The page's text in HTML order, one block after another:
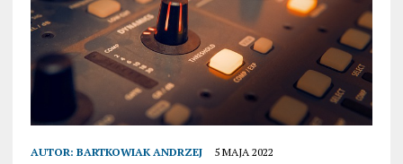
AUTOR: BARTKOWIAK ANDRZEJ 5 MAJA 2022